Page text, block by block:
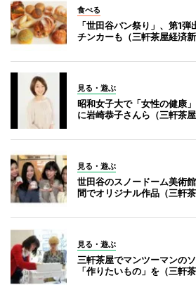
食べる
「世田谷パン祭り」、第1
チンカーも（三軒茶屋経済新
見る・遊ぶ
昭和女子大で「女性の健康
に岩崎恭子さんら（三軒茶屋
見る・遊ぶ
世田谷のスノードーム美術
間でオリジナル作品（三軒茶
見る・遊ぶ
三軒茶屋でマンツーマンの
「作りたいもの」を（三軒